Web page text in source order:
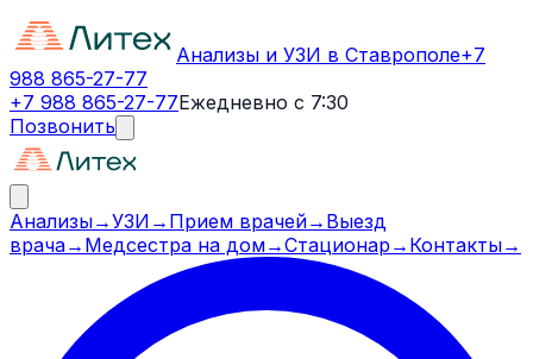
Анализы и УЗИ в Ставрополе+7
988 865-27-77
+7 988 865-27-77Ежедневно с 7:30
Позвонить
Анализы→УЗИ → Прием врачей→ Выезд
врача→ Медсестра на дом→Стационар → Контакты→